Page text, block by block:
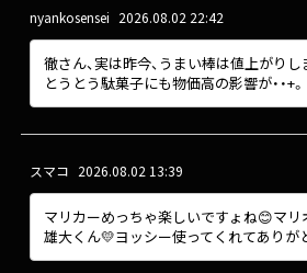
nyankosensei 2026.08.02 22:42
徹さん、実は昨今、うまい棒は値上がり
とうとう駄菓子にも物価高の影響が・・+。
スマコ 2026.08.02 13:39
マリカーめっちゃ楽しいですょね😊マ
雄大くん💛ヨッシー使ってくれてあり